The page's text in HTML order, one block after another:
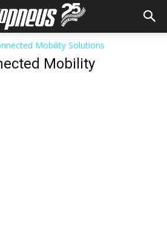
Mobility Solutions
Mobility